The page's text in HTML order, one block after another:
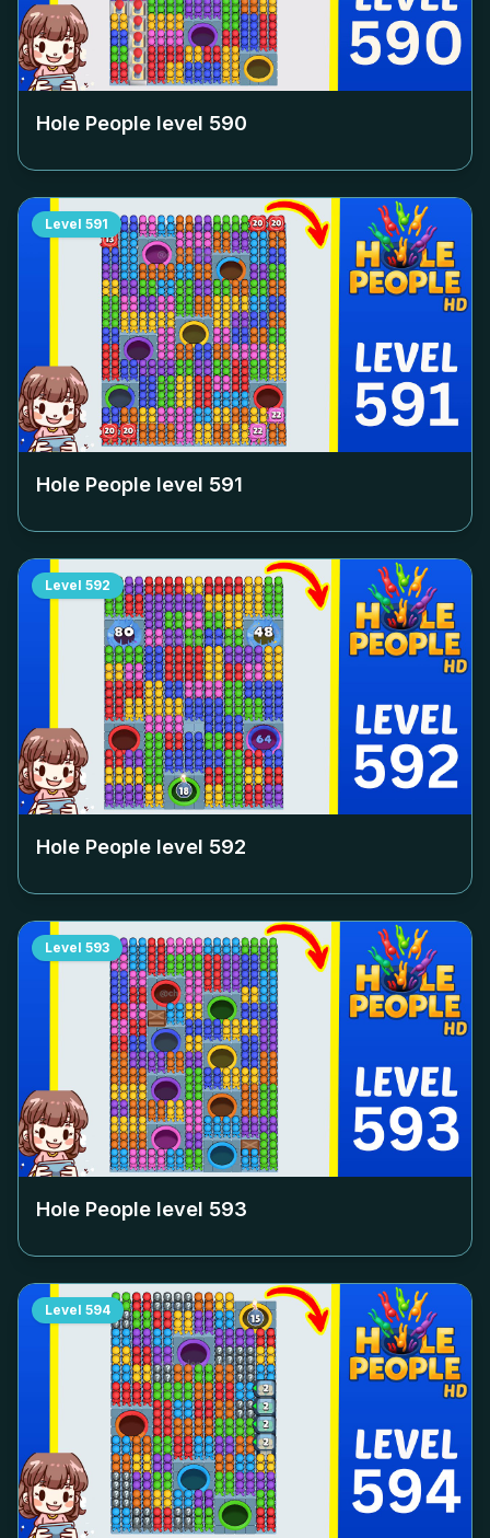
Hole People level 590
Level 591
Hole People level 591
Level 592
Hole People level 592
Level 593
Hole People level 593
Level 594